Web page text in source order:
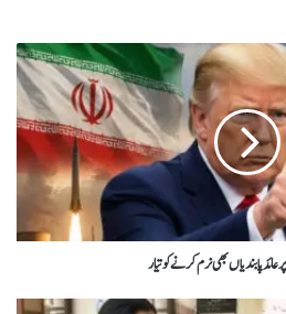
عائد پابندیاں بھی نرم کرنے کو تیار